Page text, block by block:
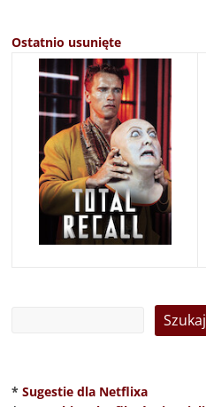
Ostatnio usunięte
* Sugestie dla Netflixa